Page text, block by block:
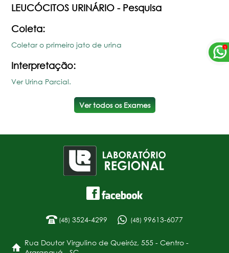
LEUCÓCITOS URINÁRIO - Pesquisa
Coleta:
Coletar o primeiro jato de urina
Interpretação:
Ver Urina Parcial.
Ver todos os Exames
(48) 3524-4299 (48) 99613-6077
Rua Doutor Virgulino de Queiróz, 555 - Centro -